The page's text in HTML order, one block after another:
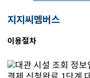
지지씨멤버스
이용절차